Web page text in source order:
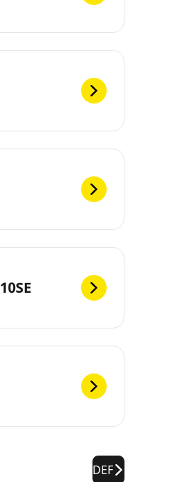
DEF